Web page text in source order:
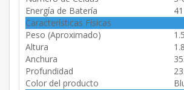
Energía de Batería
Características Físicas
Peso (Aproximado)
Altura
Anchura
Profundidad
Color del producto